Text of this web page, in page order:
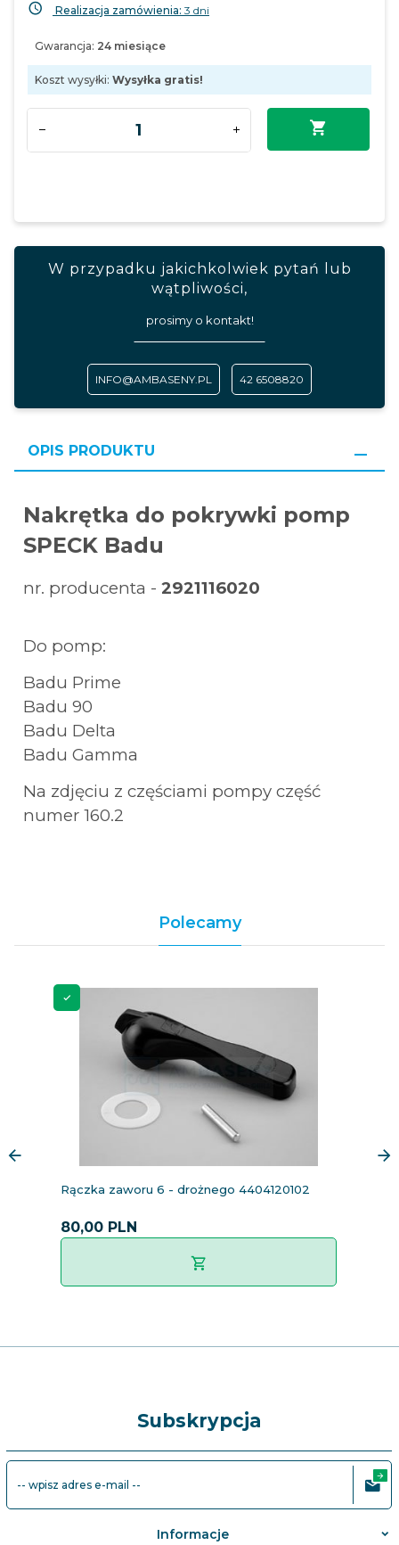
Realizacja zamówienia: 3 dni
Gwarancja: 24 miesiące
Koszt wysyłki: Wysyłka gratis!
W przypadku jakichkolwiek pytań lub
wątpliwości,
prosimy o kontakt!
INFO@AMBASENY.PL 42 6508820
OPIS PRODUKTU
Nakrętka do pokrywki pomp
SPECK Badu
nr. producenta - 2921116020
Do pomp:
Badu Prime
Badu 90
Badu Delta
Badu Gamma
Na zdjęciu z częściami pompy część
numer 160.2
Polecamy
Rączka zaworu 6 - drożnego 4404120102
80,00 PLN
Subskrypcja
-- wpisz adres e-mail --
Informacje